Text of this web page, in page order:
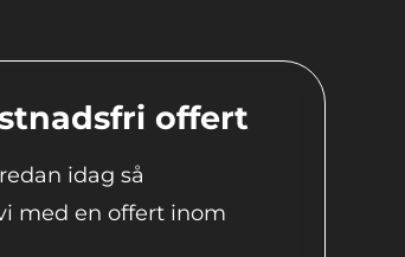
offert
idag så
med en offert inom